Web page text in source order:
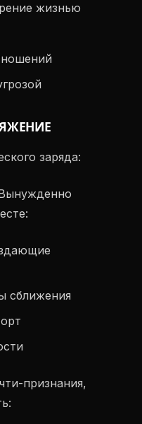
жизнью
заряда:
сближения
признания,